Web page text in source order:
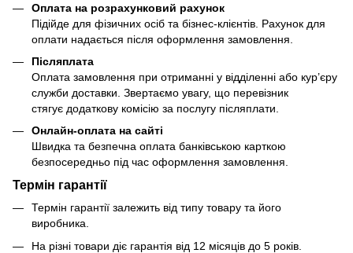
Оплата на розрахунковий рахунок
Підійде для фізичних осіб та бізнес-клієнтів. Рахунок для
оплати надається після оформлення замовлення.
Післяплата
Оплата замовлення при отриманні у відділенні або кур’єру
служби доставки. Звертаємо увагу, що перевізник
стягує додаткову комісію за послугу післяплати.
Онлайн-оплата на сайті
Швидка та безпечна оплата банківською карткою
безпосередньо під час оформлення замовлення.
Термін гарантії
Термін гарантії залежить від типу товару та його
виробника.
На різні товари діє гарантія від 12 місяців до 5 років.